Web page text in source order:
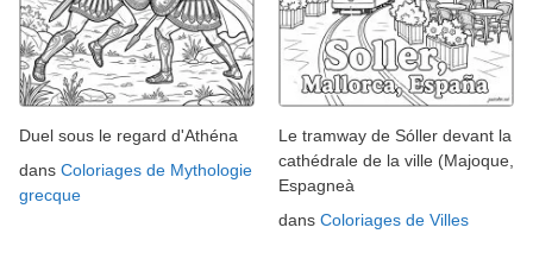
Duel sous le regard d'Athéna
dans Coloriages de Mythologie
grecque
Le tramway de Sóller devant la
cathédrale de la ville (Majoque,
Espagneà
dans Coloriages de Villes